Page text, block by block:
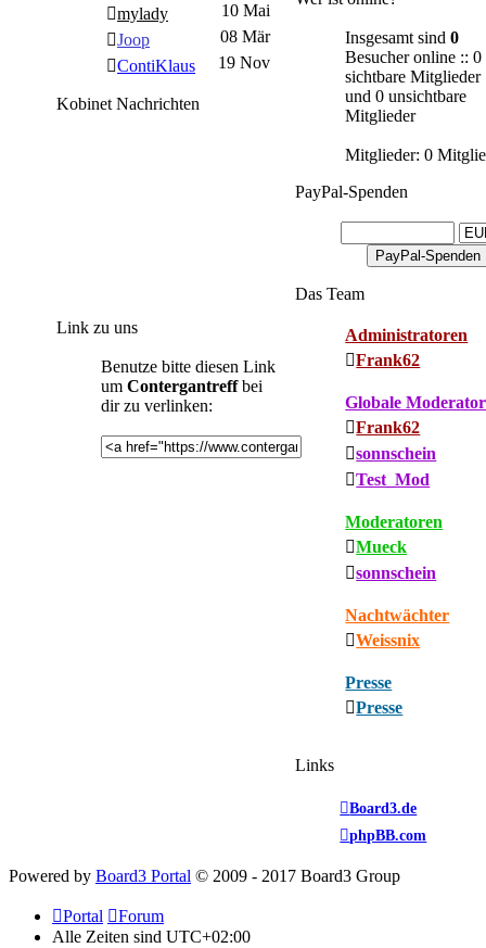
mylady
10 Mai
Joop
08 Mär
ContiKlaus
19 Nov
Kobinet Nachrichten
Link zu uns
Benutze bitte diesen Link
um Contergantreffbei
dir zu verlinken:
Insgesamt sind0
Besucher online :: 0
sichtbare Mitglieder
und 0 unsichtbare
Mitglieder
Mitglieder: 0
PayPal-Spenden
Das Team
Administratoren
Frank62
Globale
Frank62
sonnschein
Test_Mod
Moderatoren
Mueck
sonnschein
Nachtwächter
Weissnix
Presse
Presse
Links
Board3.de
phpBB.com
Powered by Board3 Portal © 2009 - 2017 Board3 Group
Portal
Forum
Alle Zeiten sind UTC+02:00